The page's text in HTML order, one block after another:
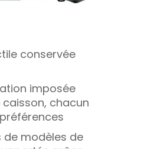
conservée
imposée
chacun
de modèles de